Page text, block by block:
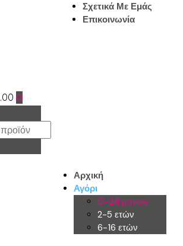
Σχετικά Με Εμάς
Επικοινωνία
0
Αρχική
Αγόρι
0-24 μηνών
2-5 ετών
6-16 ετών